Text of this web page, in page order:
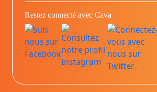
Restez connecté avec Cava